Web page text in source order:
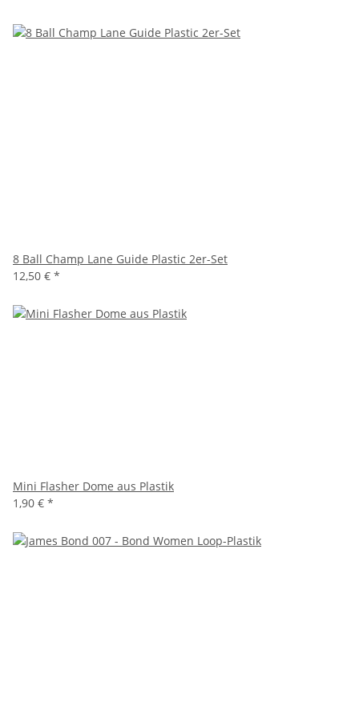
8 Ball Champ Lane Guide Plastic 2er-Set
12,50 € *
Mini Flasher Dome aus Plastik
1,90 € *